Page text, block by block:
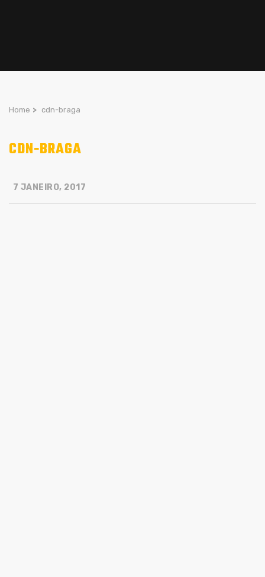
Home > cdn-braga
CDN-BRAGA
7 JANEIRO, 2017